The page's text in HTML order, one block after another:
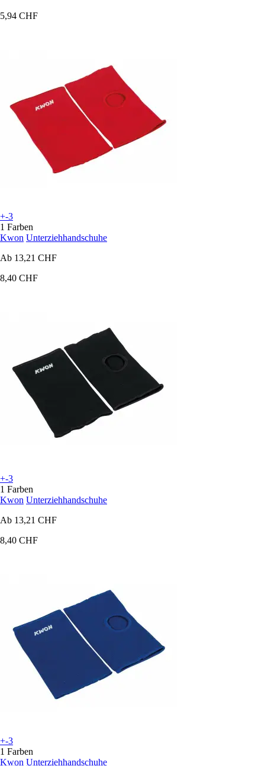
5,94 CHF
+-3
1 Farben
Kwon Unterziehhandschuhe
Ab 13,21 CHF
8,40 CHF
+-3
1 Farben
Kwon Unterziehhandschuhe
Ab 13,21 CHF
8,40 CHF
+-3
1 Farben
Kwon Unterziehhandschuhe